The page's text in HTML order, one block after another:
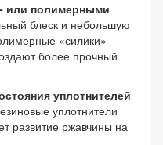
или полимерными
блеск и небольшую
«силики»
более прочный
уплотнителей
уплотнители
развитие ржавчины на